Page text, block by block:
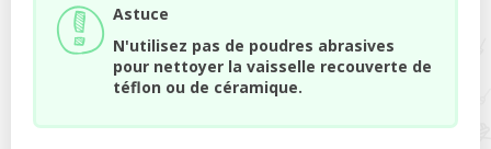
Astuce
N'utilisez pas de poudres abrasives
pour nettoyer la vaisselle recouverte de
téflon ou de céramique.